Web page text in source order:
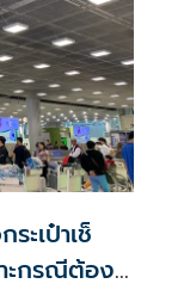
ะเป๋าเช็
ะกรณีต้อง